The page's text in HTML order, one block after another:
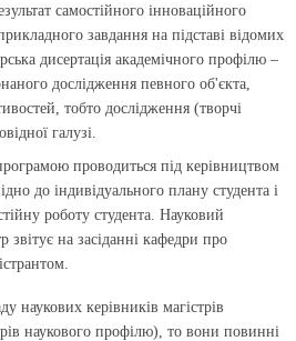
самостійного інноваційного
завдання на підставі відомих
дисертація академічного профілю –
дослідження певного об'єкта,
тобто дослідження (творчі
галузі.
проводиться під керівництвом
до індивідуального плану студента і
роботу студента. Науковий
звітує на засіданні кафедри про
наукових керівників магістрів
наукового профілю), то вони повинні